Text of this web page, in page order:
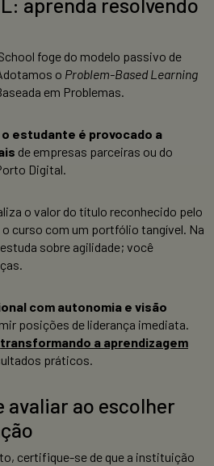
aprenda resolvendo
foge do modelo passivo de
o Problem-Based Learning
em Problemas.
o estudante é provocado a
de empresas parceiras ou do
Digital.
o valor do título reconhecido pelo
o curso com um portfólio tangível. Na
sobre agilidade; você
com autonomia e visão
posições de liderança imediata.
transformando a aprendizagem
práticos.
avaliar ao escolher
certifique-se de que a instituição